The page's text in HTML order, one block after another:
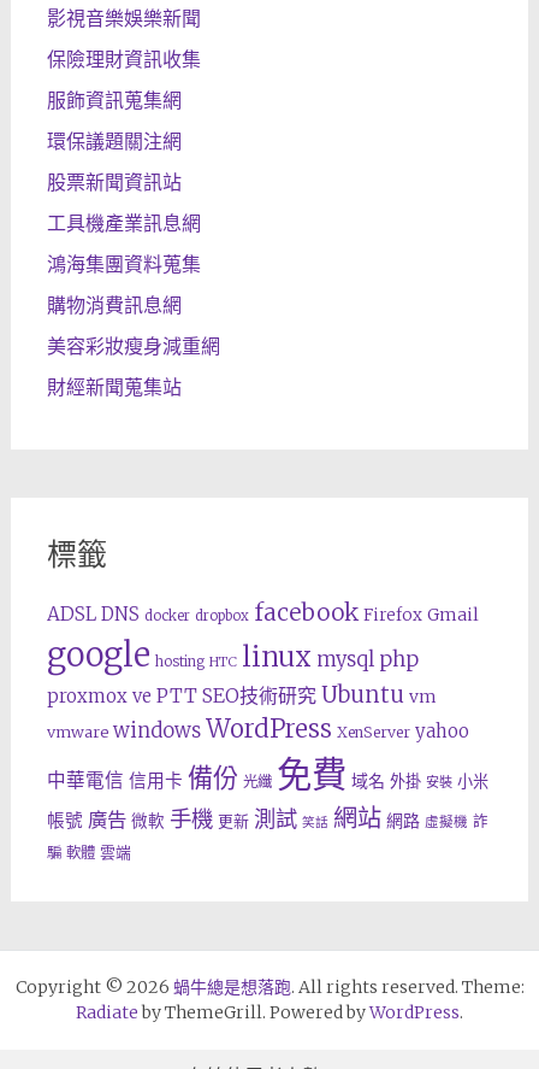
影視音樂娛樂新聞
保險理財資訊收集
服飾資訊蒐集網
環保議題關注網
股票新聞資訊站
工具機產業訊息網
鴻海集團資料蒐集
購物消費訊息網
美容彩妝瘦身減重網
財經新聞蒐集站
標籤
ADSL DNS docker dropbox facebook Firefox Gmail
google hosting HTC linux mysql php
proxmox ve PTT SEO技術研究 Ubuntu vm
vmware windows WordPress XenServer yahoo
中華電信 信用卡 備份 光纖 免費 域名 外掛 安裝 小米
帳號 廣告 微軟 手機 更新 測試 笑話 網站 網路 虛擬機 詐
騙 軟體 雲端
Copyright © 2026 蝸牛總是想落跑. All rights reserved. Theme:
Radiateby ThemeGrill. Powered byWordPress.